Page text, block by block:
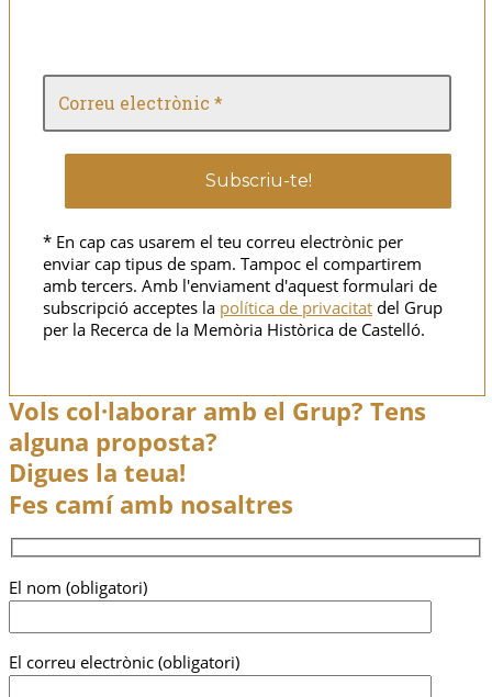
* En cap cas usarem el teu correu electrònic per
enviar cap tipus de spam. Tampoc el compartirem
amb tercers. Amb l'enviament d'aquest formulari de
subscripció acceptes la política de privacitat del Grup
per la Recerca de la Memòria Històrica de Castelló.
Vols col·laborar amb el Grup? Tens
alguna proposta?
Digues la teua!
Fes camí amb nosaltres
El nom (obligatori)
El correu electrònic (obligatori)